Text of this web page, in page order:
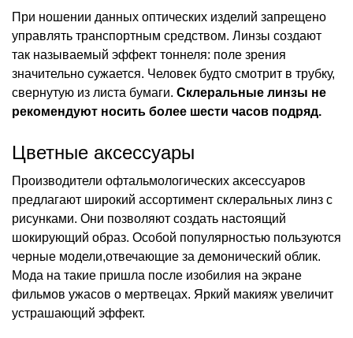
При ношении данных оптических изделий запрещено
управлять транспортным средством. Линзы создают
так называемый эффект тоннеля: поле зрения
значительно сужается. Человек будто смотрит в трубку,
свернутую из листа бумаги. Склеральные линзы не
рекомендуют носить более шести часов подряд.
Цветные аксессуары
Производители офтальмологических аксессуаров
предлагают широкий ассортимент склеральных линз с
рисунками. Они позволяют создать настоящий
шокирующий образ. Особой популярностью пользуются
черные модели,отвечающие за демонический облик.
Мода на такие пришла после изобилия на экране
фильмов ужасов о мертвецах. Яркий макияж увеличит
устрашающий эффект.